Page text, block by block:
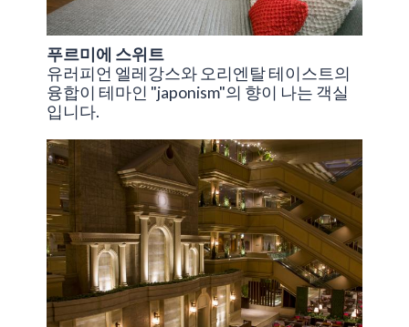
푸르미에 스위트
유러피언 엘레강스와 오리엔탈 테이스트의
융합이 테마인 "japonism"의 향이 나는 객실
입니다.